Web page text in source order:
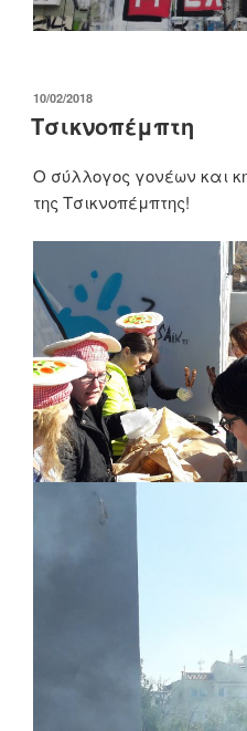
ΔΗΜΟΣΙΕΎΤΗΚΕ
ΣΤΙΣ
10/02/2018
Τσικνοπέμπτη
Ο σύλλογος γονέων και
της Τσικνοπέμπτης!